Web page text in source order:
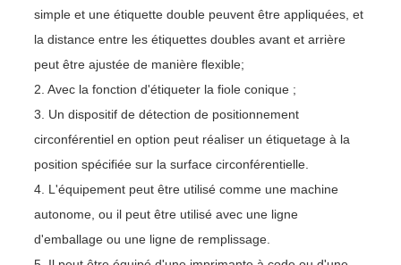
simple et une étiquette double peuvent être appliquées, et
la distance entre les étiquettes doubles avant et arrière
peut être ajustée de manière flexible;
2. Avec la fonction d'étiqueter la fiole conique ;
3. Un dispositif de détection de positionnement
circonférentiel en option peut réaliser un étiquetage à la
position spécifiée sur la surface circonférentielle.
4. L'équipement peut être utilisé comme une machine
autonome, ou il peut être utilisé avec une ligne
d'emballage ou une ligne de remplissage.